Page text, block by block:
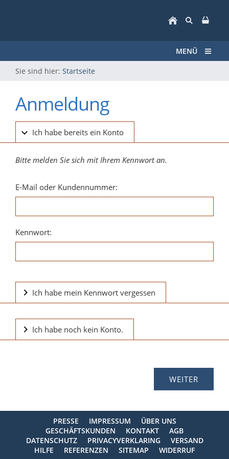
MENÜ
Sie sind hier: Startseite
Anmeldung
Ich habe bereits ein Konto
Bitte melden Sie sich mit Ihrem Kennwort an.
E-Mail oder Kundennummer:
Kennwort:
Ich habe mein Kennwort vergessen
Ich habe noch kein Konto.
PRESSE IMPRESSUM
ÜBER UNS
GESCHÄFTSKUNDEN
KONTAKT
AGB
DATENSCHUTZ
PRIVACYVERKLARING
VERSAND
HILFE
REFERENZEN SITEMAP WIDERRUF